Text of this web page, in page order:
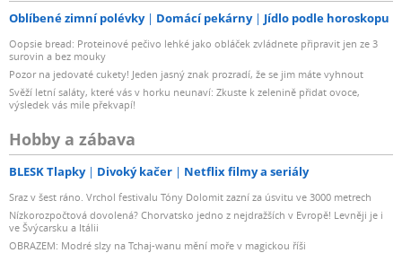
Oblíbené zimní polévky Domácí pekárny Jídlo podle horoskopu
Oopsie bread: Proteinové pečivo lehké jako obláček zvládnete připravit jen ze 3
surovin a bez mouky
Pozor na jedovaté cukety! Jeden jasný znak prozradí, že se jim máte vyhnout
Svěží letní saláty, které vás v horku neunaví: Zkuste k zelenině přidat ovoce,
výsledek vás mile překvapí!
Hobby a zábava
BLESK Tlapky Divoký kačer Netflix filmy a seriály
Sraz v šest ráno. Vrchol festivalu Tóny Dolomit zazní za úsvitu ve 3000 metrech
Nízkorozpočtová dovolená? Chorvatsko jedno z nejdražších v Evropě! Levněji je i
ve Švýcarsku a Itálii
OBRAZEM: Modré slzy na Tchaj-wanu mění moře v magickou říši